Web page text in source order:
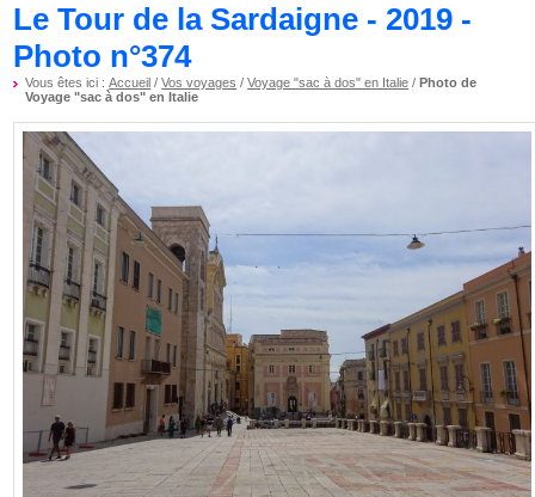
Le Tour de la Sardaigne - 2019 -
Photo n°374
Vous êtes ici :Accueil /Vos voyages /Voyage "sac à dos" en Italie /Photo de
Voyage "sac à dos" en Italie